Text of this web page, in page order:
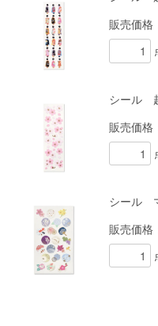
販売価
シール
販売価格
シール
販売価